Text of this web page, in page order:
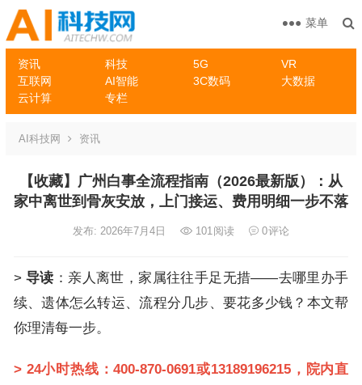
资讯 科技 5G
VR
互联网
AI智能 3C数码
大数据
云计算
专栏
菜单
AI科技网 资讯
【收藏】广州白事全流程指南（2026最新版）：从
家中离世到骨灰安放，上门接运、费用明细一步不落
发布: 2026年7月4日 101阅读 0评论
>导读 ：亲人离世，家属往往手足无措——去哪里办手
续、遗体怎么转运、流程分几步、要花多少钱？本文帮
你理清每一步。
> 24小时热线：400-870-0691或13189196215，院内直